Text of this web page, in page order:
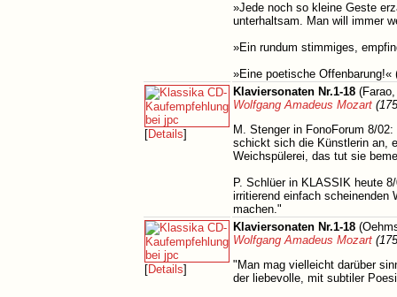
»Jede noch so kleine Geste
unterhaltsam. Man will immer
»Ein rundum stimmiges,
»Eine poetische Offenbarung!«
[Details]
Klaviersonaten Nr.1-18
Wolfgang Amadeus Mozart
M. Stenger in FonoForum 8/
schickt sich die Künstlerin an,
Weichspülerei, das tut sie
P. Schlüer in KLASSIK heute
irritierend einfach scheinenden
machen."
[Details]
Klaviersonaten Nr.1-18
Wolfgang Amadeus Mozart
"Man mag vielleicht darüber
der liebevolle, mit subtiler